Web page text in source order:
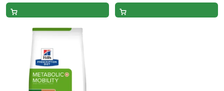
Raza Pequeña con Receta de
Pollo y Arroz 7.5 Kg
de
Grandes 20 kg
de